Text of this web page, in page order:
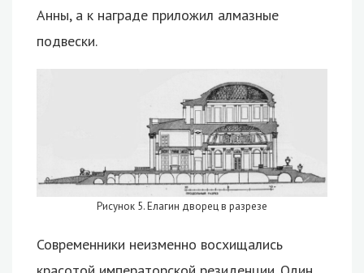
Анны, а к награде приложил алмазные
подвески.
Рисунок 5. Елагин дворец в разрезе
Современники неизменно восхищались